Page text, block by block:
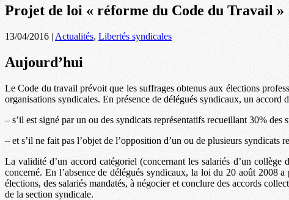
Projet de loi « réforme du Code du Travail
13/04/2016 | Actualités, Libertés syndicales
Aujourd’hui
Le Code du travail prévoit que les suffrages obtenus aux élections
organisations syndicales. En présence de délégués syndicaux, un accord
– s’il est signé par un ou des syndicats représentatifs recueillant 30%
– et s’il ne fait pas l’objet de l’opposition d’un ou de plusieurs
La validité d’un accord catégoriel (concernant les salariés d’un
concerné. En l’absence de délégués syndicaux, la loi du 20 août 2008
élections, des salariés mandatés, à négocier et conclure des accords
de la section syndicale.